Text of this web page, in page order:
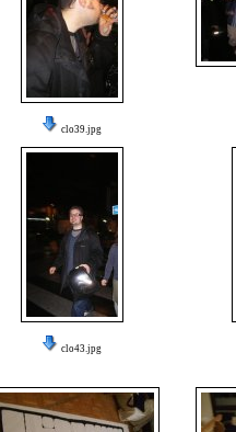
clo39.jpg
clo43.jpg